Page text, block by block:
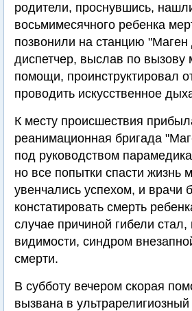
родители, проснувшись,
восьмимесячного ребенка
позвонили на станцию
диспетчер, выслав по вызову
помощи, проинструктировал
проводить искусственное
К месту происшествия
реанимационная бригада
под руководством
но все попытки спасти жизнь
увенчались успехом, и
констатировать смерть
случае причиной гибели стал,
видимости, синдром
смерти.
В субботу вечером скорая
вызвана в ультрарелигиозный